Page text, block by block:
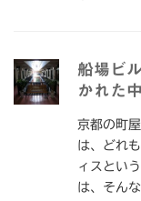
船場ビ
かれた
京都の町
は、どれ
ィスとい
は、そん